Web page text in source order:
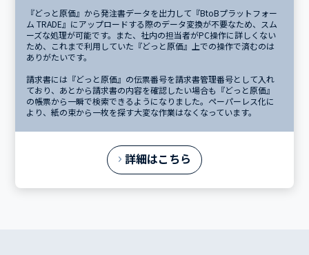
『どっと原価』から発注書データを出力して『BtoBプラットフォー
ム TRADE』にアップロードする際のデータ変換が不要なため、スム
ーズな処理が可能です。また、社内の担当者がPC操作に詳しくない
ため、これまで利用していた『どっと原価』上での操作で済むのは
ありがたいです。
請求書には『どっと原価』の伝票番号を請求書管理番号として入れ
ており、あとから請求書の内容を確認したい場合も『どっと原価』
の帳票から一瞬で検索できるようになりました。ペーパーレス化に
より、紙の束から一枚を探す大変な作業はなくなっています。
詳細はこちら